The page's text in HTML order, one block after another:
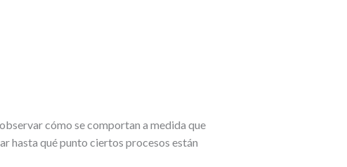
cómo se comportan a medida que
hasta qué punto ciertos procesos están